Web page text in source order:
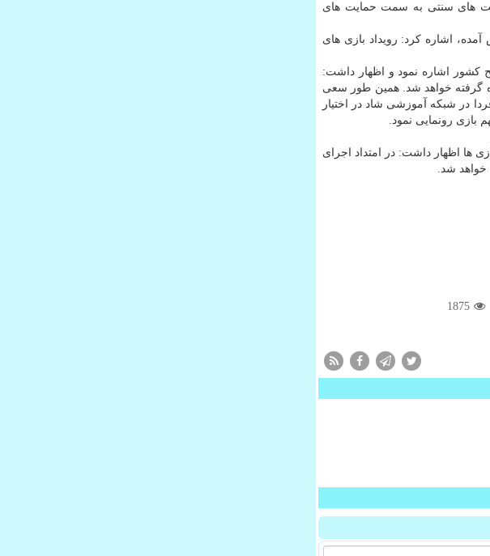
های سنتی به سمت حمایت های
جدید متناسب با شرایط پیش آمده، اشاره کرد: رویداد بازی های
کشور اشاره نمود و اظهار داشت:
گرفته خواهد شد. همین طور سعی
در شبکه آموزشی شاد در اختیار
بازی رونمایی نمود.
ها اظهار داشت: در امتداد اجرای
خواهد شد.
1875